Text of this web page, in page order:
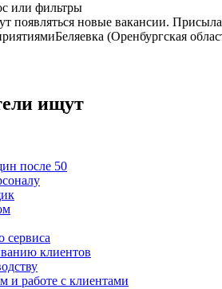
или фильтры
появляться новые вакансии.
Беляевка (Оренбургская
ищут
после 50
сервиса
клиентов
и работе с клиентами